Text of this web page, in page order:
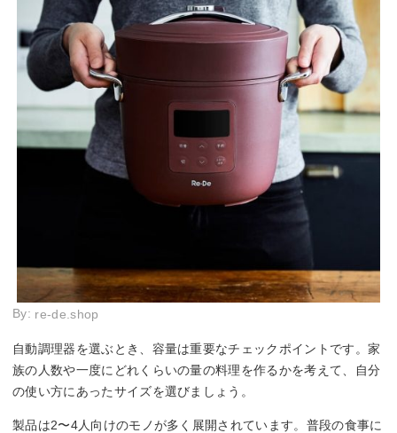
By: re-de.shop
自動調理器を選ぶとき、容量は重要なチェックポイントです。家
族の人数や一度にどれくらいの量の料理を作るかを考えて、自分
の使い方にあったサイズを選びましょう。
製品は2〜4人向けのモノが多く展開されています。普段の食事に